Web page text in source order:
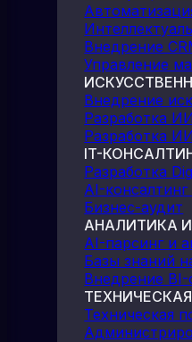
Внедрение
Управление
Внедрение
Разработка
Разработка
IT-
Разработка
AI-консалтинг
Бизнес-аудит
АНАЛИТИКА
AI-парсинг и
Базы знаний
Внедрение BI-
Техническая